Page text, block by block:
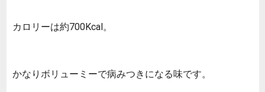
カロリーは約700Kcal。
かなりボリューミーで病みつきになる味です。